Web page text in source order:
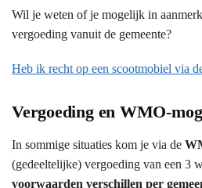
Wil je weten of je mogelijk in
vergoeding vanuit de gemeente?
Heb ik recht op een scootmobiel via
Vergoeding en WMO-
In sommige situaties kom je via de
(gedeeltelijke) vergoeding van een 3
voorwaarden verschillen per